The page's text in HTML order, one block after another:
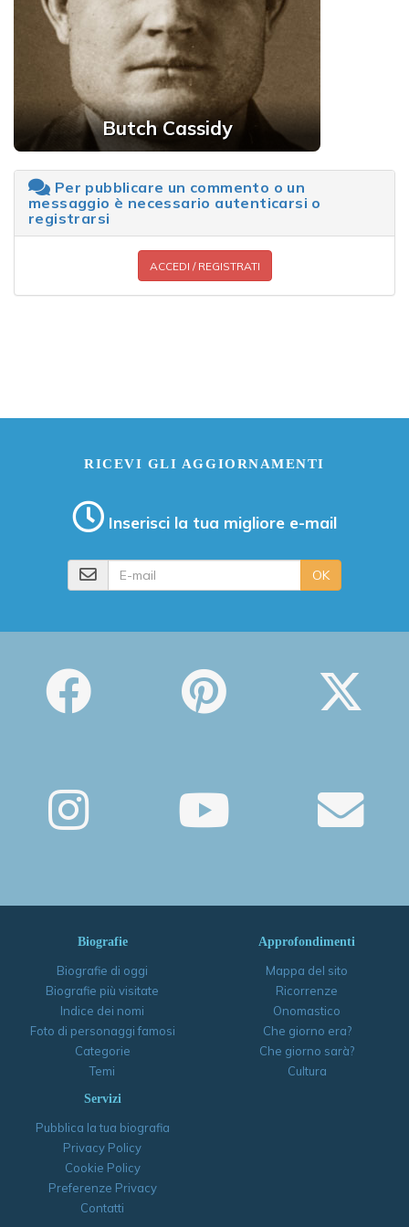
Butch Cassidy
Per pubblicare un commento o un
messaggio è necessario autenticarsi o
registrarsi
ACCEDI / REGISTRATI
RICEVI GLI AGGIORNAMENTI
Inserisci la tua migliore e-mail
OK
Biografie
Biografie di oggi
Biografie più visitate
Indice dei nomi
Foto di personaggi famosi
Categorie
Temi
Approfondimenti
Mappa del sito
Ricorrenze
Onomastico
Che giorno era?
Che giorno sarà?
Cultura
Servizi
Pubblica la tua biografia
Privacy Policy
Cookie Policy
Preferenze Privacy
Contatti